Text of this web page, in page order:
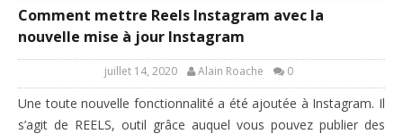
Comment mettre Reels Instagram avec la
nouvelle mise à jour Instagram
juillet 14, 2020 Alain Roache 0
Une toute nouvelle fonctionnalité a été ajoutée à Instagram. Il
s’agit de REELS, outil grâce auquel vous pouvez publier des